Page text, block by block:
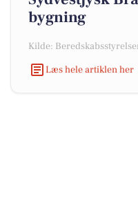
bygning
Kilde:
Læs hele artiklen her